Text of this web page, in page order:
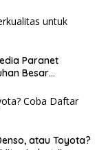
Paranet
Besar
atau Toyota?